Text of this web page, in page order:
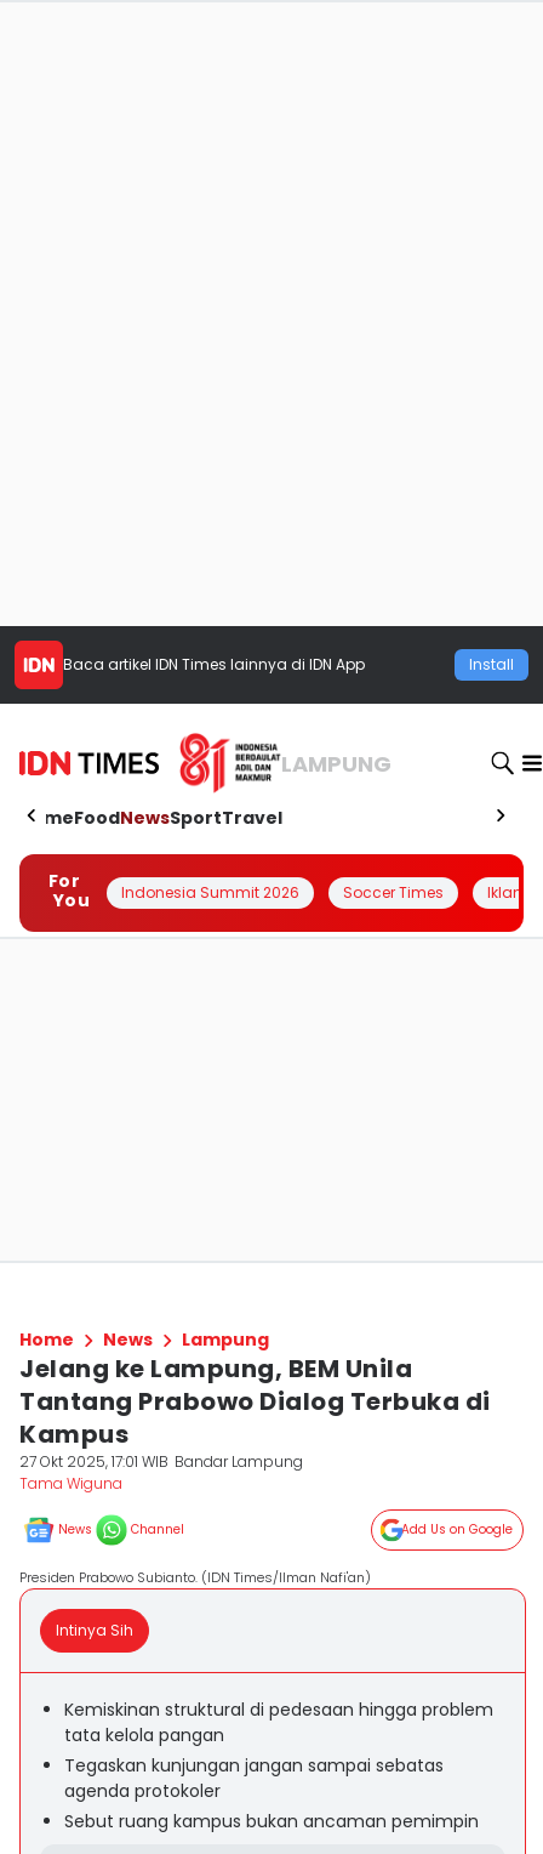
Baca artikel IDN Times lainnya di IDN App Install
LAMPUNG
HomeFoodNewsSportTravel
For
You
Indonesia Summit 2026 Soccer Times Iklanin
Home News Lampung
Jelang ke Lampung, BEM Unila
Tantang Prabowo Dialog Terbuka di
Kampus
27 Okt 2025, 17:01 WIB Bandar Lampung
Tama Wiguna
News Channel Add Us on Google
Presiden Prabowo Subianto. (IDN Times/Ilman Nafi'an)
Intinya Sih
Kemiskinan struktural di pedesaan hingga problem
tata kelola pangan
Tegaskan kunjungan jangan sampai sebatas
agenda protokoler
Sebut ruang kampus bukan ancaman pemimpin